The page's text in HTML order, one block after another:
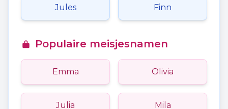
Jules Finn
Populaire meisjesnamen
Emma Olivia
Julia Mila